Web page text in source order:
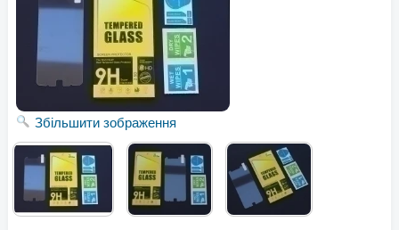
Збільшити зображення